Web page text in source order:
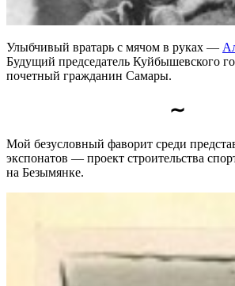
Улыбчивый вратарь с мячом в руках —
Будущий председатель Куйбышевского
почетный гражданин Самары.
∼
Мой безусловный фаворит среди
экспонатов — проект строительства
на Безымянке.